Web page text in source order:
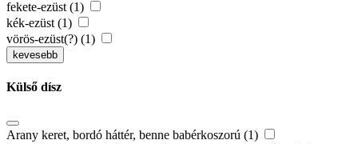
fekete-ezüst (1)
kék-ezüst (1)
vörös-ezüst(?) (1)
kevesebb
Külső dísz
Arany keret, bordó háttér, benne babérkoszorú (1)